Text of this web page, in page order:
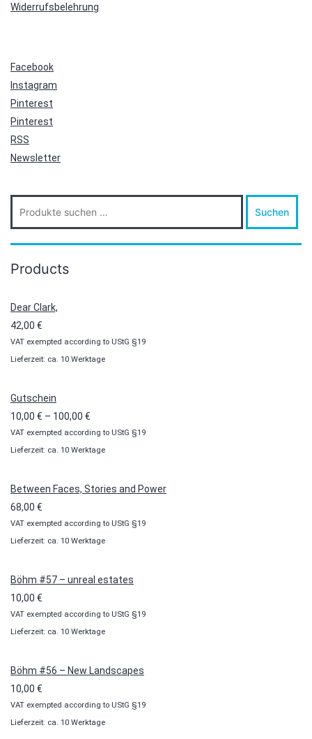
Widerrufsbelehrung
Facebook
Instagram
Pinterest
Pinterest
RSS
Newsletter
Suche
nach:
Suchen
Products
Dear Clark,
42,00 €
VAT exempted according to UStG §19
Lieferzeit: ca. 10 Werktage
Gutschein
10,00 € – 100,00 €
10,00 €
bis
VAT exempted according to UStG §19
Lieferzeit: ca. 10 Werktage
Between Faces, Stories and Power
68,00 €
VAT exempted according to UStG §19
Lieferzeit: ca. 10 Werktage
Böhm #57 – unreal estates
10,00 €
VAT exempted according to UStG §19
Lieferzeit: ca. 10 Werktage
Böhm #56 – New Landscapes
10,00 €
VAT exempted according to UStG §19
Lieferzeit: ca. 10 Werktage